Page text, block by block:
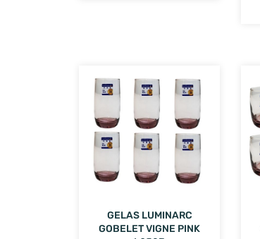
GELAS LUMINARC
GOBELET VIGNE PINK